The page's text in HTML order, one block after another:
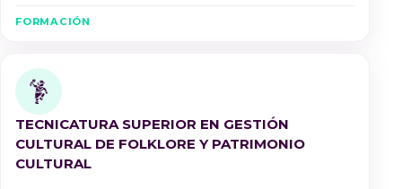
FORMACIÓN
TECNICATURA SUPERIOR EN GESTIÓN
CULTURAL DE FOLKLORE Y PATRIMONIO
CULTURAL